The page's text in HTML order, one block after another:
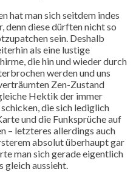
hat man sich seitdem indes
denn diese dürften nicht so
sein. Deshalb
als eine lustige
die hin und wieder durch
werden und uns
Zen-Zustand
Hektik der immer
die sich lediglich
und die Funksprüche auf
– letzteres allerdings auch
absolut überhaupt gar
man sich gerade eigentlich
gleich aussieht.